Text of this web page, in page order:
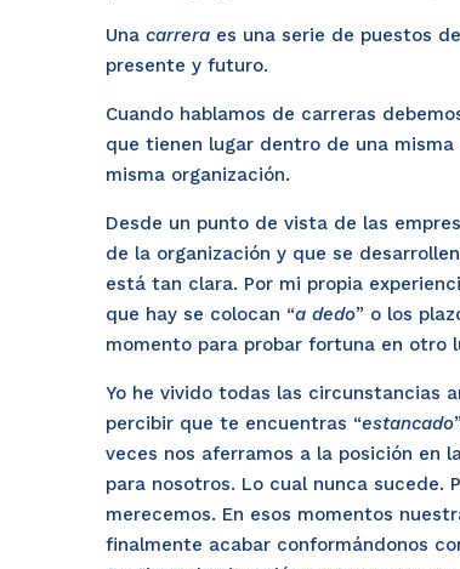
Una carrera es una serie de puestos
presente y futuro.
Cuando hablamos de carreras
que tienen lugar dentro de una misma
misma organización.
Desde un punto de vista de las
de la organización y que se
está tan clara. Por mi propia
que hay se colocan “a dedo” o los
momento para probar fortuna en otro
Yo he vivido todas las circunstancias
percibir que te encuentras “estancado
veces nos aferramos a la posición en
para nosotros. Lo cual nunca sucede.
merecemos. En esos momentos
finalmente acabar conformándonos